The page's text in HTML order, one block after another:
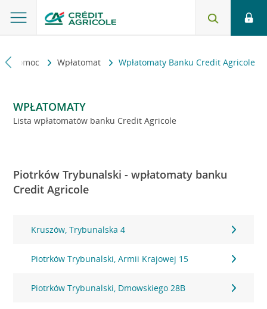
i pomoc Wpłatomat Wpłatomaty Banku Credit Agricole
WPŁATOMATY
Lista wpłatomatów banku Credit Agricole
Piotrków Trybunalski - wpłatomaty banku
Credit Agricole
Kruszów, Trybunalska 4
Piotrków Trybunalski, Armii Krajowej 15
Piotrków Trybunalski, Dmowskiego 28B